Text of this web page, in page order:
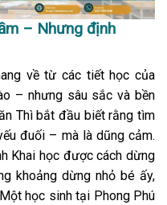
– Nhưng định
về từ các tiết học của
– nhưng sâu sắc và bền
Thì bắt đầu biết rằng tìm
đuối – mà là dũng cảm.
Khai học được cách dừng
khoảng dừng nhỏ bé ấy,
học sinh tại Phong Phú